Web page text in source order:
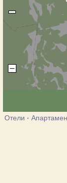
Отели ·